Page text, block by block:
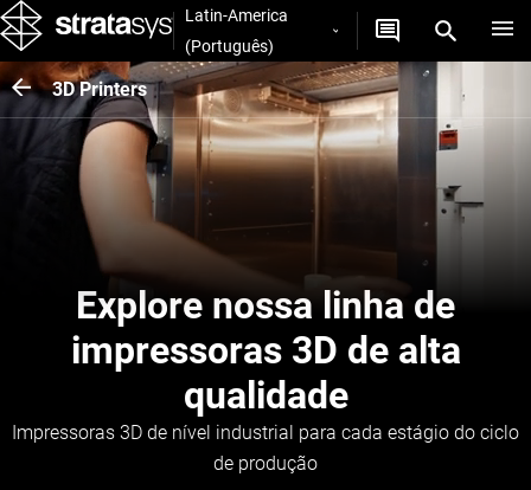
Latin-America
(Português)
3D Printers
Explore nossa linha de
impressoras 3D de alta
qualidade
Impressoras 3D de nível industrial para cada estágio do ciclo
de produção